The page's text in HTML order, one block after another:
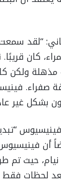
“لقد سمعت
كان
مذهلة ولكن
صفراء.
بشكل غير
أن
حيث تم
37 عاماً بعد